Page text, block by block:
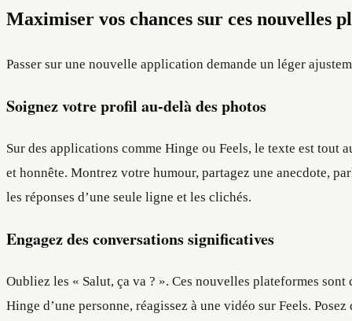
Maximiser vos chances sur ces nouvelles
Passer sur une nouvelle application demande un léger
Soignez votre profil au-delà des photos
Sur des applications comme Hinge ou Feels, le texte est tout
et honnête. Montrez votre humour, partagez une anecdote,
les réponses d’une seule ligne et les clichés.
Engagez des conversations significatives
Oubliez les « Salut, ça va ? ». Ces nouvelles plateformes
Hinge d’une personne, réagissez à une vidéo sur Feels.